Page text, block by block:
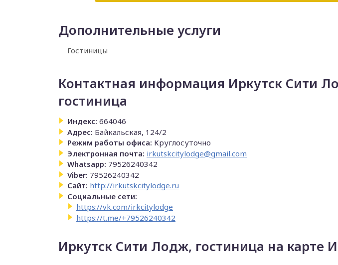
Дополнительные услуги
Гостиницы
Контактная информация Иркутск Сити
гостиница
Индекс: 664046
Адрес: Байкальская, 124/2
Режим работы офиса: Круглосуточно
Электронная почта: irkutskcitylodge@gmail.com
Whatsapp: 79526240342
Viber: 79526240342
Сайт: http://irkutskcitylodge.ru
Социальные сети:
https://vk.com/irkcitylodge
https://t.me/+79526240342
Иркутск Сити Лодж, гостиница на карте